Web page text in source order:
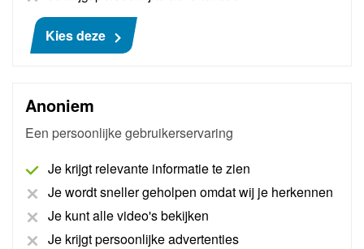
Kies deze
Anoniem
Een persoonlijke gebruikerservaring
Je krijgt relevante informatie te zien
Je wordt sneller geholpen omdat wij je herkennen
Je kunt alle video's bekijken
Je krijgt persoonlijke advertenties
€ 175